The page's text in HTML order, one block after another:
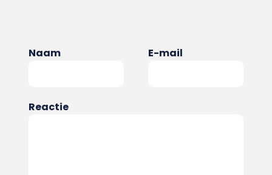
Naam E-mail
Reactie